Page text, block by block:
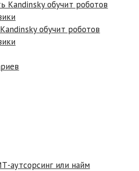
обучит роботов
аутсорсинг или найм